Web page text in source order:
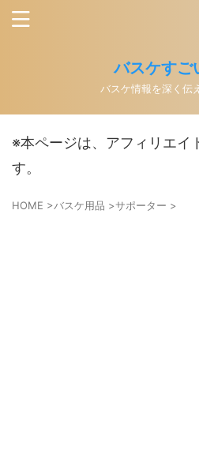
バスケすご
バスケ情報を深く伝
※本ページは、アフィリエイ
す。
HOME >バスケ用品 >サポーター >